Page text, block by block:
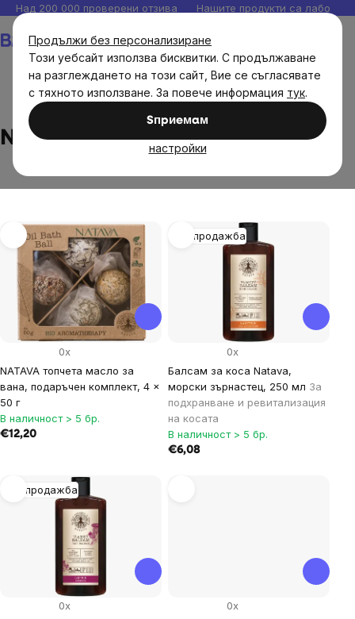
Продължи без персонализиране
Този уебсайт използва бисквитки. С продължаване
на разглеждането на този сайт, Вие се съгласявате
с тяхното използване. За повече информация тук.
Sпpиeмaм
настройки
Прескочи
към
съдържанието
Над 200 000 проверени отзива Нашите продукти са
Natava
List
of
products
NATAVA топчета масло за
вана, подаръчен комплект, 4 ×
50 г
0x
В наличност > 5 бр.
€12,20
Разпродажба
Балсам за коса Natava,
морски зърнастец, 250 мл За
подхранване и ревитализация
на косата
0x
В наличност > 5 бр.
€6,08
Разпродажба
0x 0x